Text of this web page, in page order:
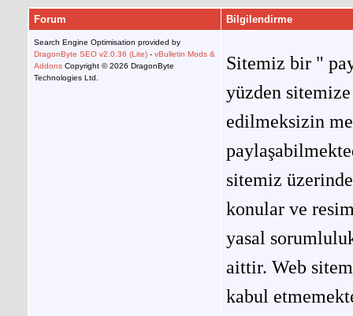
Forum Bilgilendirme
Search Engine Optimisation provided by
DragonByte SEO v2.0.36 (Lite) - vBulletin Mods &
Addons Copyright © 2026 DragonByte
Technologies Ltd.
Sitemiz bir "
yüzden
edilmeksizin
sitemiz
konular ve
yasal
aittir. Web
kabul